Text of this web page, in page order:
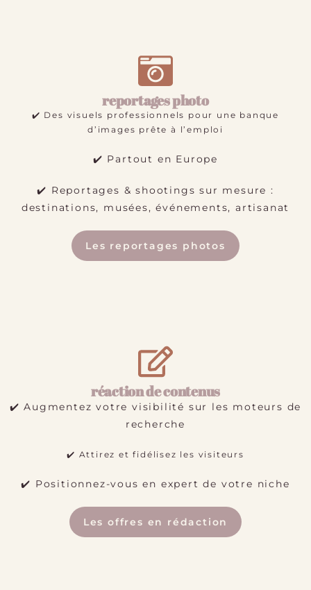
reportages photo
✔️ Des visuels professionnels pour une banque
d’images prête à l’emploi
✔️ Partout en Europe
✔️ Reportages & shootings sur mesure :
destinations, musées, événements, artisanat
Les reportages photos
réaction de contenus
✔️ Augmentez votre visibilité sur les moteurs de
recherche
✔️ Attirez et fidélisez les visiteurs
✔️ Positionnez-vous en expert de votre niche
Les offres en rédaction